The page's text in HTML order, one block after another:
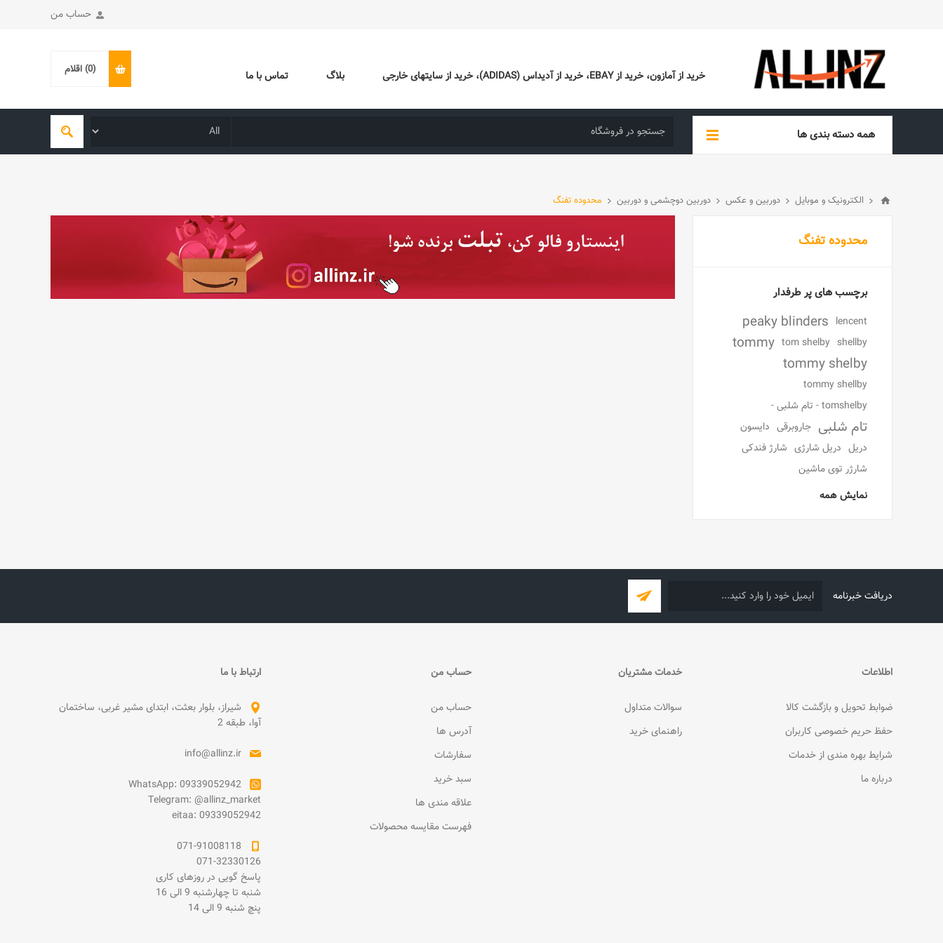
حساب من
خرید از آمازون، خرید از EBAY، خرید از آدیداس (ADIDAS)، خرید از سایتهای خارجی بلاگ تماس با ما (0) اقلام
همه دسته بندی ها
الکترونیک و موبایل دوربین و عکس دوربین دوچشمی و دوربین محدوده تفنگ
محدوده تفنگ
برچسب های پر طرفدار
lencent
peaky blinders
shellby
tom shelby
tommy
tommy shelby
tommy shellby
tomshelby - تام شلبی -
تام شلبی جاروبرقی دایسون
دریل دریل شارژی شارژ فندکی
شارژر توی ماشین
نمایش همه
دریافت خبرنامه
اطلاعات
ضوابط تحویل و بازگشت کالا
حفظ حریم خصوصی کاربران
شرایط بهره مندی از خدمات
درباره ما
خدمات مشتریان
سوالات متداول
راهنمای خرید
حساب من
حساب من
آدرس ها
سفارشات
سبد خرید
علاقه مندی ها
فهرست مقایسه محصولات
ارتباط با ما
شیراز، بلوار بعثت، ابتدای مشیر غربی، ساختمان
آوا، طبقه 2
info@allinz.ir
WhatsApp: 09339052942
Telegram: @allinz_market
eitaa: 09339052942
071-91008118
071-32330126
پاسخ گویی در روزهای کاری
شنبه تا چهارشنبه 9 الی 16
پنچ شنبه 9 الی 14